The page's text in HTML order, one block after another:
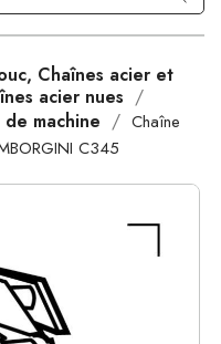
Chaînes acier et
acier nues
machine
Chaîne
C345